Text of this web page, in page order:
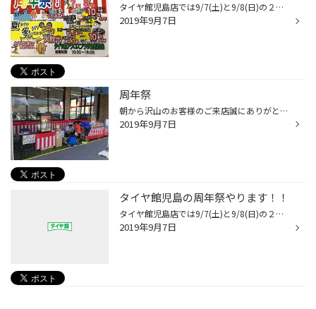
タイヤ館児島店では9/7(土)と9/8(日)の２日間で日頃の感謝を込めた周年祭を開催いたします！ ポップコーンのプレゼントやお子様はお菓子のつかみ取りなどなどイベント盛りだくさんですのでぜひぜひ皆さまのご来店をお待ちしております(^○^)
2019年9月7日
周年祭
朝から沢山のお客様のご来店誠にありがとうございますっ！！ イベントブースもお子様がたくさんご来店いただけてとても盛り上がってます( ^^) ポップコーンもたくさんご用意しておりますのでみなさまのご来店お待ちしております(^^♪
2019年9月7日
タイヤ館児島の周年祭やります！！
タイヤ館児島店では9/7(土)と9/8(日)の２日間で日頃の感謝を込めた周年祭を開催いたします！ ポップコーンのプレゼントやお子様はお菓子のつかみ取りなどなどイベント盛りだくさんですのでぜひぜひ皆さまのご来店をお待ちしております(^○^)
2019年9月7日